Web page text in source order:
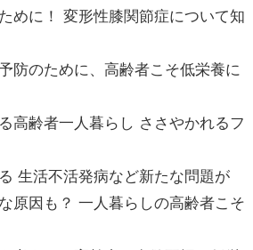
めに！ 変形性膝関節症について知
防のために、高齢者こそ低栄養に
高齢者一人暮らし ささやかれるフ
生活不活発病など新たな問題が
原因も？ 一人暮らしの高齢者こそ